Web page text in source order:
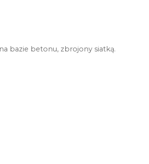
bazie betonu, zbrojony siatką.